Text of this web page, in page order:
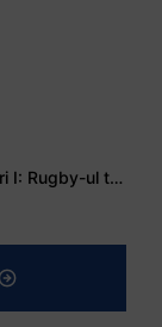
Mohamed Salhi, vicecampion național juniori I: Rugby-ul te învață să accepți și înfrângerile